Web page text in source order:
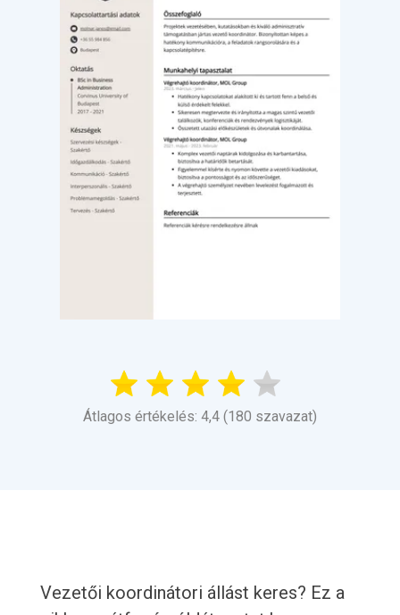
Átlagos értékelés: 4,4 (180 szavazat)
Vezetői koordinátori állást keres? Ez a